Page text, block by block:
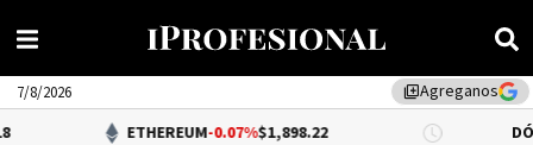
library_addAgreganos
7/8/2026
ETHEREUM -0.07%$1,898.22 DÓLAR BNA